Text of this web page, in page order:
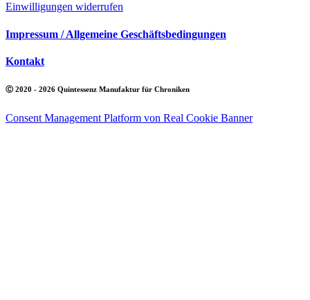
Einwilligungen widerrufen
Impressum / Allgemeine Geschäftsbedingungen
Kontakt
Ⓒ 2020 - 2026 Quintessenz Manufaktur für Chroniken
Consent Management Platform von Real Cookie Banner